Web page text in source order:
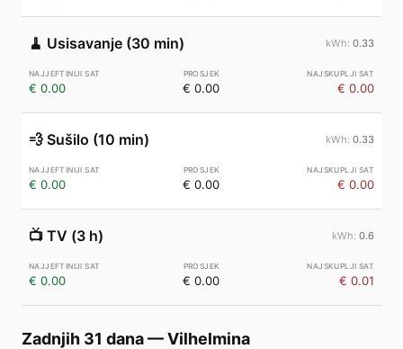
🧹 Usisavanje (30 min) 0.33
€ 0.00 € 0.00 € 0.00
💨 Sušilo (10 min) 0.33
€ 0.00 € 0.00 € 0.00
📺 TV (3 h) 0.6
€ 0.00 € 0.00 € 0.01
Zadnjih 31 dana—Vilhelmina